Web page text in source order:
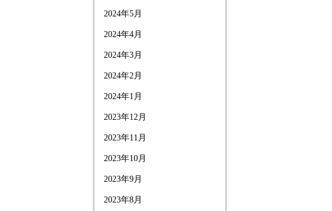
2024年5月
2024年4月
2024年3月
2024年2月
2024年1月
2023年12月
2023年11月
2023年10月
2023年9月
2023年8月